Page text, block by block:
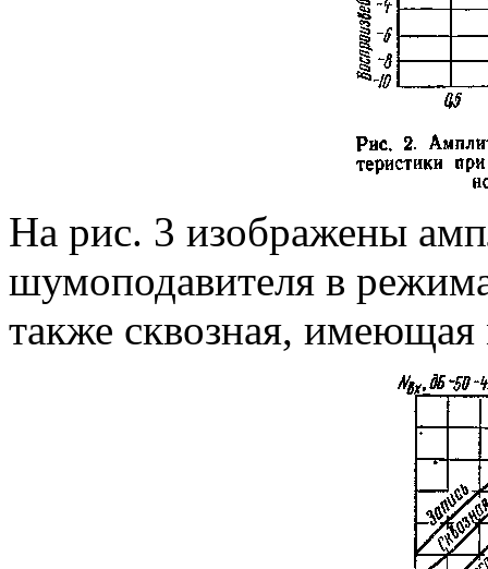
На рис. 3 изображены
шумоподавителя в
также сквозная,